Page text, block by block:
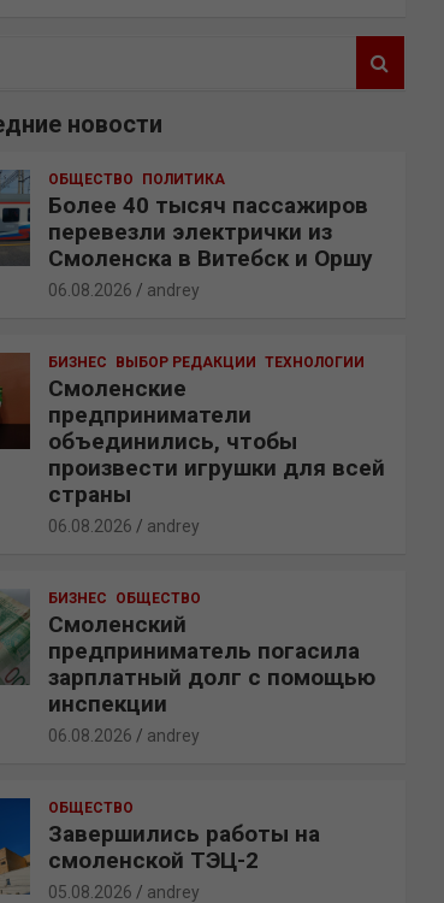
новости
ОБЩЕСТВО ПОЛИТИКА
Более 40 тысяч пассажиров
перевезли электрички из
Смоленска в Витебск и Оршу
06.08.2026 andrey
БИЗНЕС ВЫБОР РЕДАКЦИИ ТЕХНОЛОГИИ
Смоленские
предприниматели
объединились, чтобы
произвести игрушки для всей
страны
06.08.2026 andrey
БИЗНЕС ОБЩЕСТВО
Смоленский
предприниматель погасила
зарплатный долг с помощью
инспекции
06.08.2026 andrey
ОБЩЕСТВО
Завершились работы на
смоленской ТЭЦ-2
05.08.2026 andrey